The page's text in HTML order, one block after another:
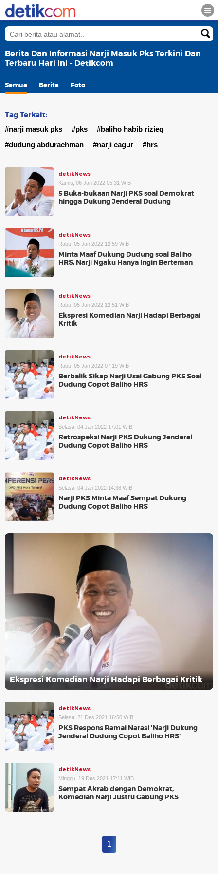
Berita Dan Informasi Narji Masuk Pks Terkini Dan
Terbaru Hari Ini - Detikcom
Semua Berita Foto
Tag Terkait:
#narji masuk pks #pks
#baliho habib rizieq
#dudung abdurachman
#narji cagur #hrs
detikNews
Kamis, 06 Jan 2022 05:31 WIB
5 Buka-bukaan Narji PKS soal Demokrat
hingga Dukung Jenderal Dudung
detikNews
Rabu, 05 Jan 2022 12:59 WIB
Minta Maaf Dukung Dudung soal Baliho
HRS, Narji Ngaku Hanya Ingin Berteman
detikNews
Rabu, 05 Jan 2022 12:51 WIB
Ekspresi Komedian Narji Hadapi Berbagai
Kritik
detikNews
Rabu, 05 Jan 2022 07:19 WIB
Berbalik Sikap Narji Usai Gabung PKS Soal
Dudung Copot Baliho HRS
detikNews
Selasa, 04 Jan 2022 17:01 WIB
Retrospeksi Narji PKS Dukung Jenderal
Dudung Copot Baliho HRS
detikNews
Selasa, 04 Jan 2022 14:38 WIB
Narji PKS Minta Maaf Sempat Dukung
Dudung Copot Baliho HRS
Ekspresi Komedian Narji Hadapi Berbagai Kritik
detikNews
Selasa, 21 Des 2021 16:50 WIB
PKS Respons Ramai Narasi 'Narji Dukung
Jenderal Dudung Copot Baliho HRS'
detikNews
Minggu, 19 Des 2021 17:11 WIB
Sempat Akrab dengan Demokrat,
Komedian Narji Justru Gabung PKS
1